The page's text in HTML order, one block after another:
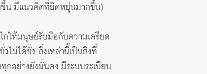
ขึ้น มีแนวคิดที่ยืดหยุ่นมากขึ้น)
กให้มนุษย์รับมือกับความเครียด
ไม่ได้ชั่ว สิ่งเหล่านี้เป็นสิ่งที่
กอย่างยังมั่นคง มีระบบระเบียบ